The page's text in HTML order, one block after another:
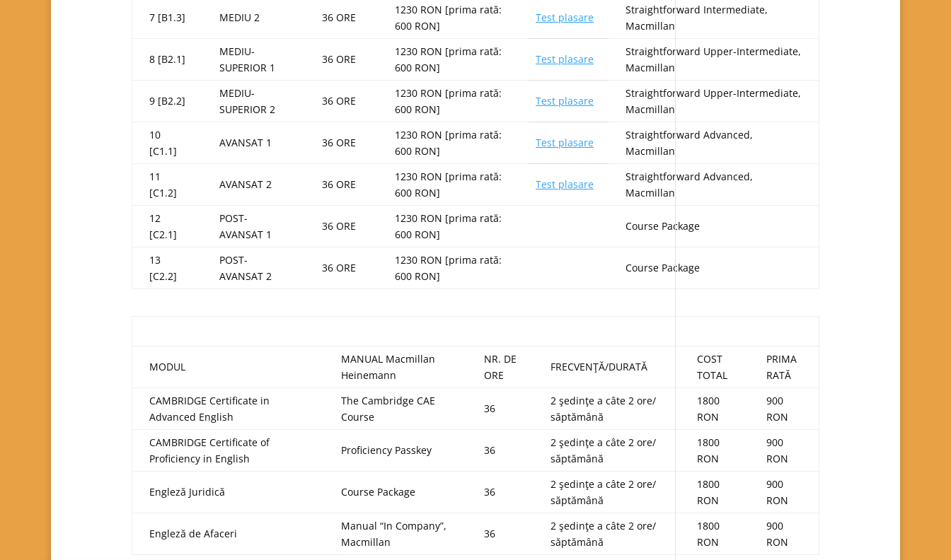
7 [B1.3] MEDIU 2 36 ORE
1230 RON [prima rată:
600 RON]
Test plasare
Straightforward Intermediate,
Macmillan
8 [B2.1]
MEDIU-
SUPERIOR 1
36 ORE
1230 RON [prima rată:
600 RON]
Test plasare
Straightforward Upper-Intermediate,
Macmillan
9 [B2.2]
MEDIU-
SUPERIOR 2
36 ORE
1230 RON [prima rată:
600 RON]
Test plasare
Straightforward Upper-Intermediate,
Macmillan
10
[C1.1]
AVANSAT 1 36 ORE
1230 RON [prima rată:
600 RON]
Test plasare
Straightforward Advanced,
Macmillan
11
[C1.2]
AVANSAT 2 36 ORE
1230 RON [prima rată:
600 RON]
Test plasare
Straightforward Advanced,
Macmillan
12
[C2.1]
POST-
AVANSAT 1
36 ORE
1230 RON [prima rată:
600 RON]
Course Package
13
[C2.2]
POST-
AVANSAT 2
36 ORE
1230 RON [prima rată:
600 RON]
Course Package
MODUL
MANUAL Macmillan
Heinemann
NR. DE
ORE
FRECVENŢĂ/DURATĂ
COST
TOTAL
PRIMA
RATĂ
CAMBRIDGE Certificate in
Advanced English
The Cambridge CAE
Course
36
2 şedinţe a câte 2 ore/
săptămână
1800
RON
900
RON
CAMBRIDGE Certificate of
Proficiency in English
Proficiency Passkey 36
2 şedinţe a câte 2 ore/
săptămână
1800
RON
900
RON
Engleză Juridică Course Package 36
2 şedinţe a câte 2 ore/
săptămână
1800
RON
900
RON
Engleză de Afaceri
Manual “In Company”,
Macmillan
36
2 şedinţe a câte 2 ore/
săptămână
1800
RON
900
RON